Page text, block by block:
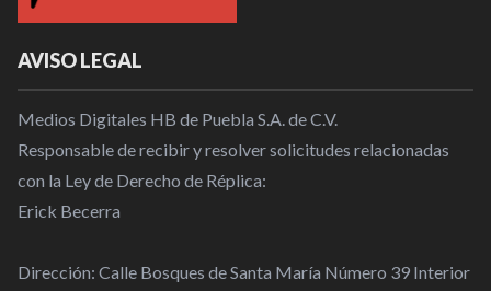
AVISO LEGAL
Medios Digitales HB de Puebla S.A. de C.V.
Responsable de recibir y resolver solicitudes relacionadas
con la Ley de Derecho de Réplica:
Erick Becerra
Dirección: Calle Bosques de Santa María Número 39 Interior